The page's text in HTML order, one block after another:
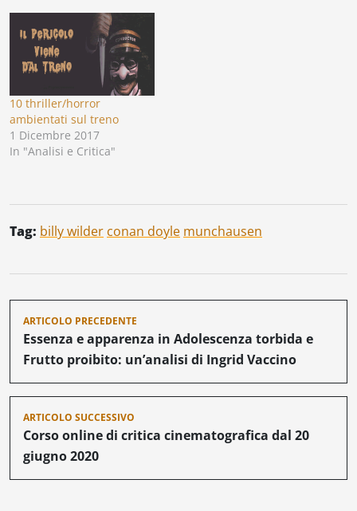
10 thriller/horror
ambientati sul treno
1 Dicembre 2017
In "Analisi e Critica"
Tag: billy wilder conan doyle munchausen
Navigazione
articoli
ARTICOLO PRECEDENTE
Essenza e apparenza in Adolescenza torbida e
Frutto proibito: un’analisi di Ingrid Vaccino
ARTICOLO SUCCESSIVO
Corso online di critica cinematografica dal 20
giugno 2020